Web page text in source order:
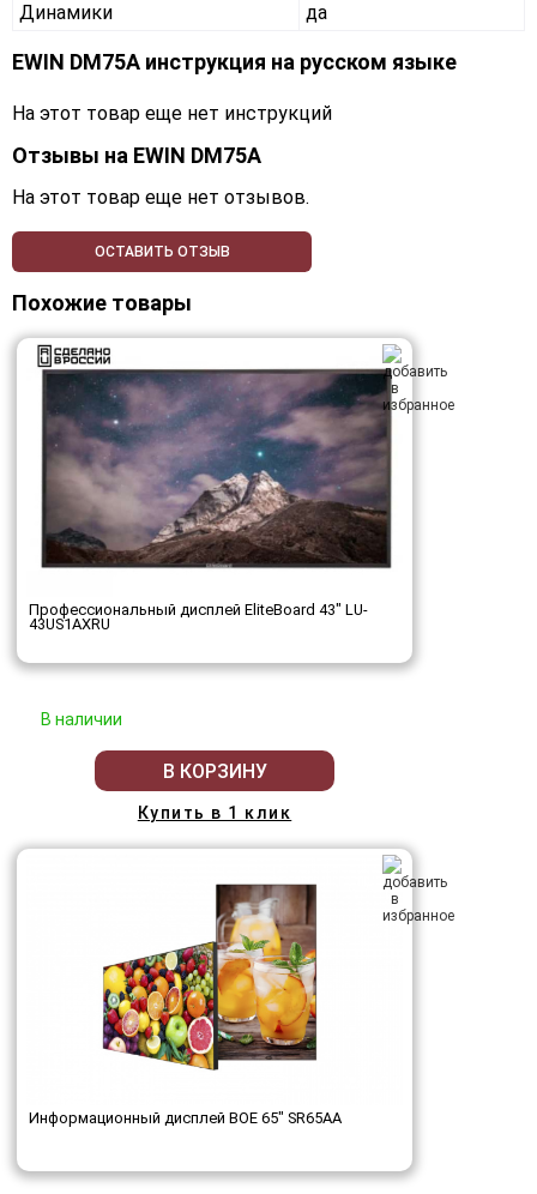
Динамики
да
EWIN DM75A инструкция на русском языке
На этот товар еще нет инструкций
Отзывы на EWIN DM75A
На этот товар еще нет отзывов.
ОСТАВИТЬ ОТЗЫВ
Похожие товары
Профессиональный дисплей EliteBoard 43" LU-
43US1AXRU
В наличии
В КОРЗИНУ
Купить в 1 клик
Информационный дисплей BOE 65" SR65AA